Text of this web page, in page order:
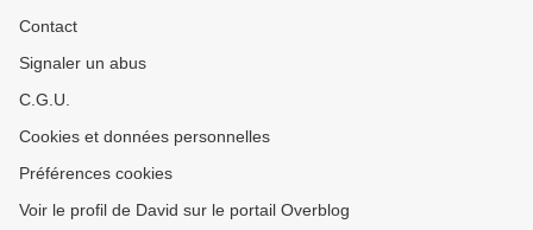
Contact
Signaler un abus
C.G.U.
Cookies et données personnelles
Préférences cookies
Voir le profil de David sur le portail Overblog